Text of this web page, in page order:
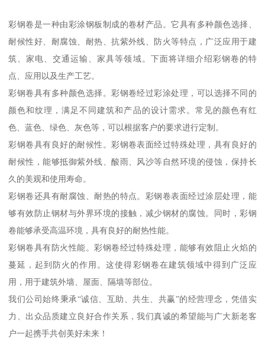
彩钢卷是一种由彩涂钢板制成的卷材产品。它具有多种颜色选择、
耐候性好、耐腐蚀、耐热、抗紫外线、防火等特点，广泛应用于建
筑、家电、交通运输、家具等领域。下面将详细介绍彩钢卷的特
点、应用以及生产工艺。
彩钢卷具有多种颜色选择。彩钢卷经过彩涂处理，可以选择不同的
颜色和纹理，满足不同建筑和产品的设计需求。常见的颜色有红
色、蓝色、绿色、灰色等，可以根据客户的要求进行定制。
彩钢卷具有良好的耐候性。彩钢卷表面经过特殊处理，具有良好的
耐候性，能够抵御紫外线、酸雨、风沙等自然环境的侵蚀，保持长
久的美观和使用寿命。
彩钢卷还具有耐腐蚀、耐热的特点。彩钢卷表面经过涂层处理，能
够有效防止钢材与外界环境的接触，减少钢材的腐蚀。同时，彩钢
卷能够承受高温环境，具有良好的耐热性能。
彩钢卷具有防火性能。彩钢卷经过特殊处理，能够有效阻止火焰的
蔓延，起到防火的作用。这使得彩钢卷在建筑领域中得到广泛应
用，用于建筑外墙、屋面、隔墙等部位。
我们公司始终秉承“诚信、互助、共生、共赢”的经营理念，凭借实
力、出众品质建立良好合作关系，我们真诚的希望能与广大新老客
户一起携手共创美好未来！